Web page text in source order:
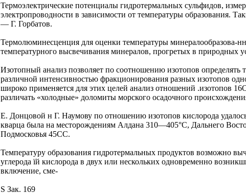
Термоэлектрические потенциалы гидротермальных сульфидов,
электропроводности в зависимости от температуры образования.
— Г. Горбатов.
Термолюминесценция для оценки температуры минералообразова-
температурного высвечивания минералов, прогретых в природных
Изотопный анализ позволяет по соотношению изотопов
различной интенсивностью фракционирования разных изотопов
широко применяется для этих целей анализ отношений .изотопов
различать «холодные» доломиты морского осадочного
Е. Донцовой н Г. Наумову по отношению изотопов кислорода
кварца была на месторождениям Алдана 310—405°С, Дальнего
Подмосковья 45СС.
Температуру образования гидротермальных продуктов возможно
углерода їй кислорода в двух или нескольких одновременно
включение, сме-
S Зак. 169